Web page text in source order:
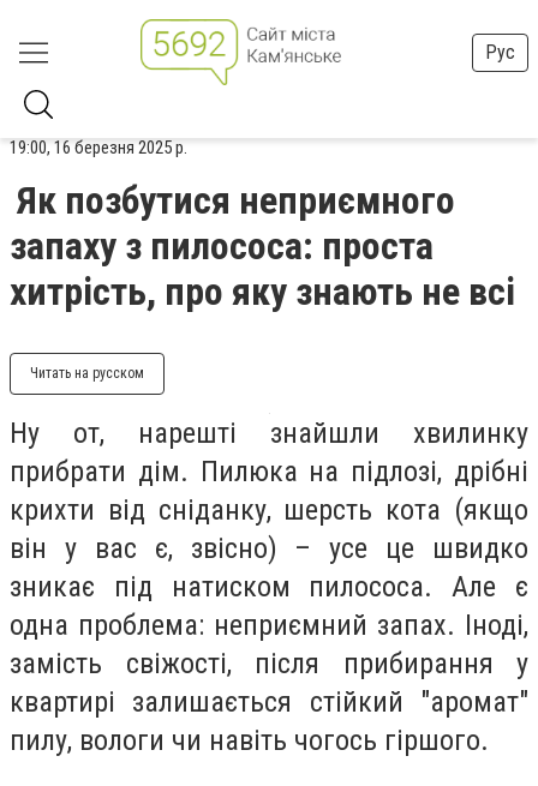
Рус
19:00, 16 березня 2025 р.
Як позбутися неприємного
запаху з пилососа: проста
хитрість, про яку знають не всі
Читать на русском
Ну от, нарешті знайшли хвилинку
прибрати дім. Пилюка на підлозі, дрібні
крихти від сніданку, шерсть кота (якщо
він у вас є, звісно) – усе це швидко
зникає під натиском пилососа. Але є
одна проблема: неприємний запах. Іноді,
замість свіжості, після прибирання у
квартирі залишається стійкий "аромат"
пилу, вологи чи навіть чогось гіршого.